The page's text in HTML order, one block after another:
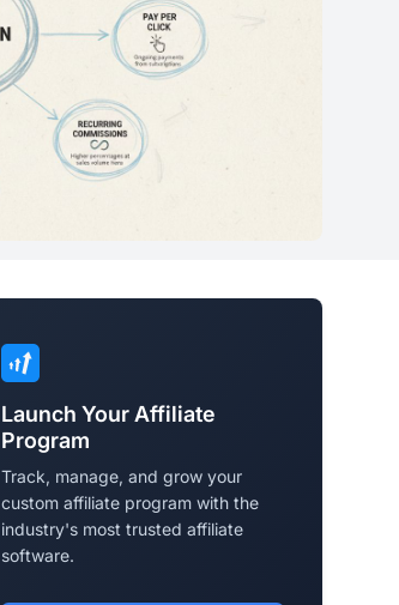
Launch Your Affiliate
Program
Track, manage, and grow your
custom affiliate program with the
industry's most trusted affiliate
software.